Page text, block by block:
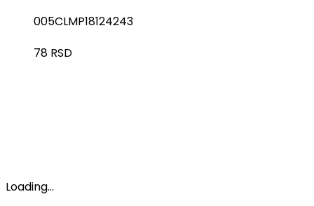
005CLMP18124243
78 RSD
Loading...